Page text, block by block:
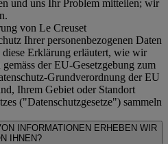
und uns Ihr Problem mitteilen; wir
von Le Creuset
Ihrer personenbezogenen Daten
Erklärung erläutert, wie wir
der EU-Gesetzgebung zum
Grundverordnung der EU
Ihrem Gebiet oder Standort
("Datenschutzgesetze") sammeln
INFORMATIONEN ERHEBEN WIR
IHNEN?